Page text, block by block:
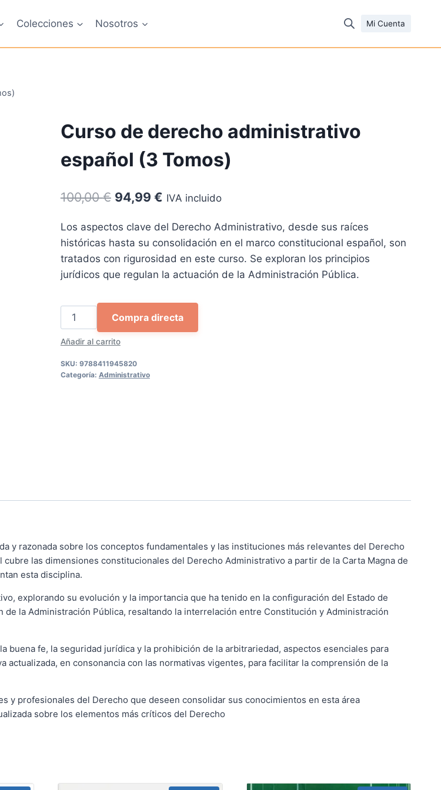
Colecciones Nosotros Mi Cuenta
Curso de derecho administrativo
español (3 Tomos)
100,00€ El
original
era:
100,00 €.
94,99 €El
actual
es:
94,99 €.
IVA incluido
Los aspectos clave del Derecho Administrativo, desde sus raíces
históricas hasta su consolidación en el marco constitucional español, son
tratados con rigurosidad en este curso. Se exploran los principios
jurídicos que regulan la actuación de la Administración Pública.
Curso
de
derecho
administrativo
español
Añadir al carrito
Compra directa
SKU: 9788411945820
Categoría: Administrativo
y razonada sobre los conceptos fundamentales y las instituciones más relevantes del Derecho
las dimensiones constitucionales del Derecho Administrativo a partir de la Carta Magna de
esta disciplina.
explorando su evolución y la importancia que ha tenido en la configuración del Estado de
la Administración Pública, resaltando la interrelación entre Constitución y Administración
buena fe, la seguridad jurídica y la prohibición de la arbitrariedad, aspectos esenciales para
en consonancia con las normativas vigentes, para facilitar la comprensión de la
y profesionales del Derecho que deseen consolidar sus conocimientos en esta área
sobre los elementos más críticos del Derecho